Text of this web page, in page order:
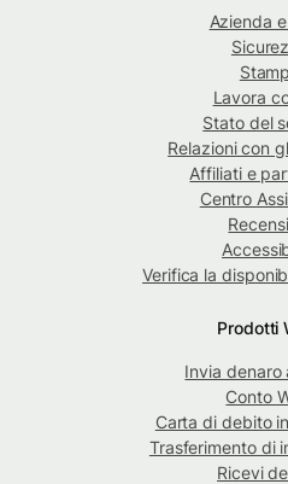
Azienda
Lavora
Stato del
Relazioni con
Affiliati e
Centro
Verifica la
Prodotti
Invia denaro
Conto
Carta di debito
Trasferimento di
Ricevi